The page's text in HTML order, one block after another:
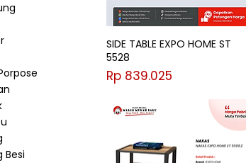
Besi
SIDE TABLE EXPO HOME ST
5528
Harga
Rp 839.025